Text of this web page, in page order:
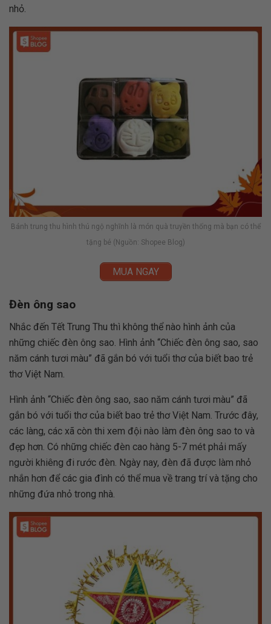
nhỏ.
Bánh trung thu hình thú ngộ nghĩnh là món quà truyền thống mà bạn có thể
tặng bé (Nguồn: Shopee Blog)
MUA NGAY
Đèn ông sao
Nhắc đến Tết Trung Thu thì không thể nào hình ảnh của
những chiếc đèn ông sao. Hình ảnh “Chiếc đèn ông sao, sao
năm cánh tươi màu” đã gắn bó với tuổi thơ của biết bao trẻ
thơ Việt Nam.
Hình ảnh “Chiếc đèn ông sao, sao năm cánh tươi màu” đã
gắn bó với tuổi thơ của biết bao trẻ thơ Việt Nam. Trước đây,
các làng, các xã còn thi xem đội nào làm đèn ông sao to và
đẹp hơn. Có những chiếc đèn cao hàng 5-7 mét phải mấy
người khiêng đi rước đèn. Ngày nay, đèn đã được làm nhỏ
nhắn hơn để các gia đình có thể mua về trang trí và tặng cho
những đứa nhỏ trong nhà.